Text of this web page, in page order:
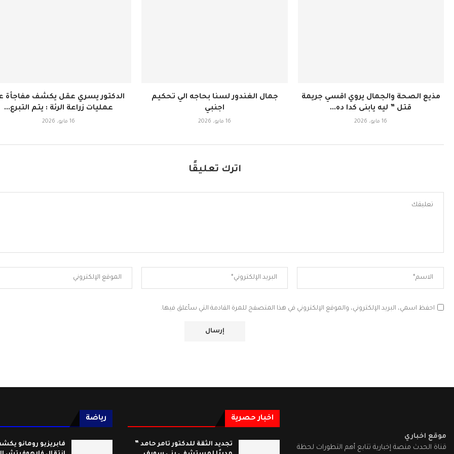
الدكتور يسري عقل يكشف مفاجأة
عمليات زراعة الرئة : يتم التبرع...
16 مايو، 2026
جمال الغندور لسنا بحاجه الي تحكيم
اجنبي
16 مايو، 2026
مذيع الصحة والجمال يروي اقسي جريمة
قتل ” ليه يابنى كدا ده...
16 مايو، 2026
اترك تعليقًا
احفظ اسمي، البريد الإلكتروني، والموقع الإلكتروني في هذا المتصفح للمرة القادمة التي سأعلق فيها.
موقع اخباري
قناة الحدث منصة إخبارية تتابع أهم التطورات لحظة
اخبار حصرية
تجديد الثقة للدكتور تامر حامد ”
رياضة
فابريزيو رومانو